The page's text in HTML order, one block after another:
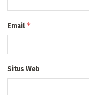
Email*
Situs Web